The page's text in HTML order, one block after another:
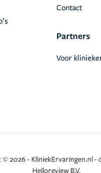
Contact
Partners
Voor
2026 - KliniekErvaringen.nl -
Helloreview B.V.